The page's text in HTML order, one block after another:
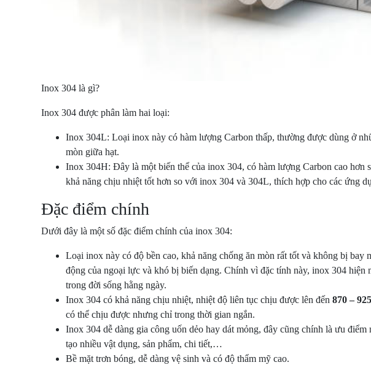
Inox 304 là gì?
Inox 304 được phân làm hai loại:
Inox 304L: Loại inox này có hàm lượng Carbon thấp, thường được dùng ở
mòn giữa hạt.
Inox 304H: Đây là một biến thể của inox 304, có hàm lượng Carbon cao
khả năng chịu nhiệt tốt hơn so với inox 304 và 304L, thích hợp cho các ứng
Đặc điểm chính
Dưới đây là một số đặc điểm chính của inox 304:
Loại inox này có độ bền cao, khả năng chống ăn mòn rất tốt và không bị bay
động của ngoại lực và khó bị biến dạng. Chính vì đặc tính này, inox 304 hiện
trong đời sống hằng ngày.
Inox 304 có khả năng chịu nhiệt, nhiệt độ liên tục chịu được lên đến 870 –
có thể chịu được nhưng chỉ trong thời gian ngắn.
Inox 304 dễ dàng gia công uốn dẻo hay dát mỏng, đây cũng chính là ưu
tạo nhiều vật dụng, sản phẩm, chi tiết,…
Bề mặt trơn bóng, dễ dàng vệ sinh và có độ thẩm mỹ cao.